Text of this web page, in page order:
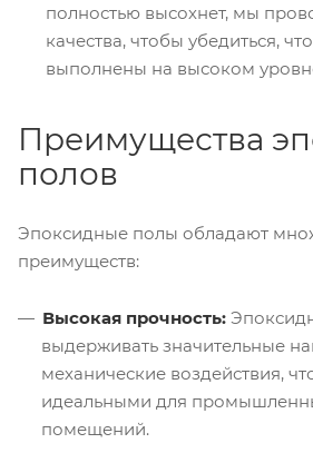
полностью высохнет, мы
качества, чтобы убедиться,
выполнены на высоком
Преимущества
полов
Эпоксидные полы обладают
преимуществ:
Высокая прочность:
выдерживать значительные
механические воздействия,
идеальными для
помещений.